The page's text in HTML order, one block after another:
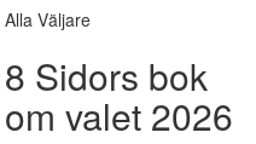
Alla Väljare
8 Sidors bok
om valet 2026